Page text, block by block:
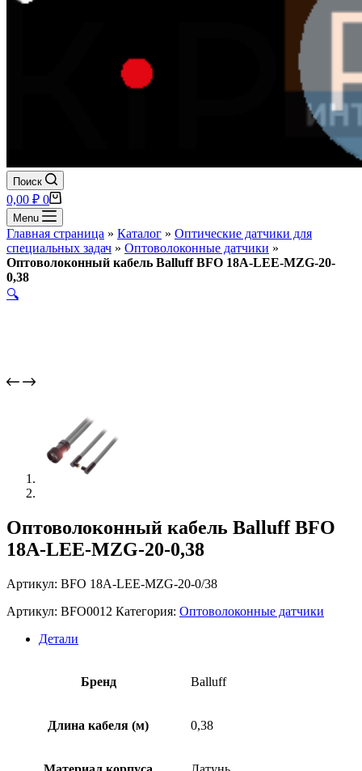
Поиск
Корзина
0,00 ₽ 0
Menu
Главная страница » Каталог » Оптические датчики для
специальных задач » Оптоволоконные датчики »
Оптоволоконный кабель Balluff BFO 18A-LEE-MZG-20-
0,38
🔍
Оптоволоконный кабель Balluff BFO
18A-LEE-MZG-20-0,38
Артикул: BFO 18A-LEE-MZG-20-0/38
Артикул: BFO0012 Категория: Оптоволоконные датчики
Детали
Бренд Balluff
Длина кабеля (м) 0,38